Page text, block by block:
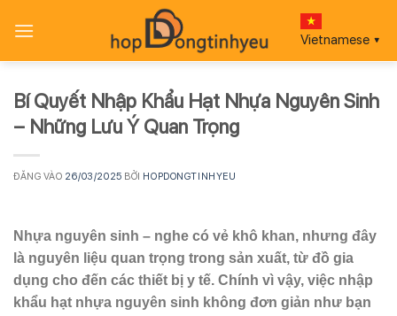
qua
Vietnamese ▼
Bí Quyết Nhập Khẩu Hạt Nhựa Nguyên Sinh
– Những Lưu Ý Quan Trọng
ĐĂNG VÀO 26/03/2025 BỞI HOPDONGTINHYEU
Nhựa nguyên sinh – nghe có vẻ khô khan, nhưng đây
là nguyên liệu quan trọng trong sản xuất, từ đồ gia
dụng cho đến các thiết bị y tế. Chính vì vậy, việc nhập
khẩu hạt nhựa nguyên sinh không đơn giản như bạn